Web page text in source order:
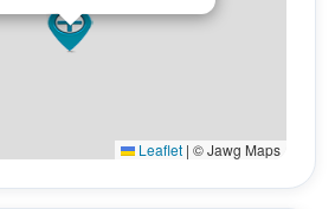
Leaflet | © Jawg Maps